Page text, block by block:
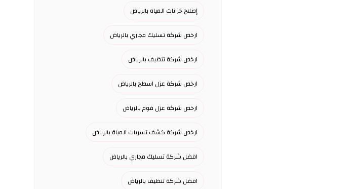
إصلاح خزانات المياه بالرياض
ارخص شركة تسليك مجاري بالرياض
ارخص شركة تنظيف بالرياض
ارخص شركة عزل اسطح بالرياض
ارخص شركة عزل فوم بالرياض
ارخص شركة كشف تسربات المياة بالرياض
افضل شركة تسليك مجاري بالرياض
افضل شركة تنظيف بالرياض